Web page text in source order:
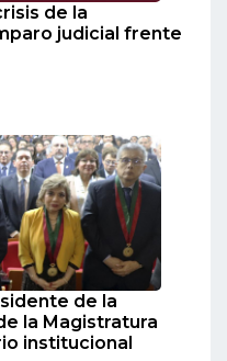
de la
judicial frente
de la
la Magistratura
institucional